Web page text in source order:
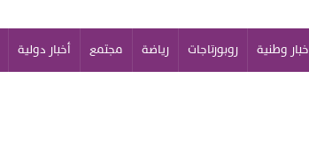
وطنية روبورتاجات رياضة مجتمع أخبار دولية